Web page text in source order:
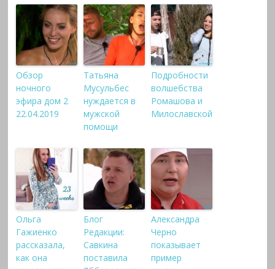
Обзор
ночного
эфира дом 2
22.04.2019
Татьяна
Мусульбес
нуждается в
мужской
помощи
Подробности
волшебства
Ромашова и
Милославской
Ольга
Гажиенко
рассказала,
как она
Блог
Редакции:
Савкина
поставила
Александра
Черно
показывает
пример